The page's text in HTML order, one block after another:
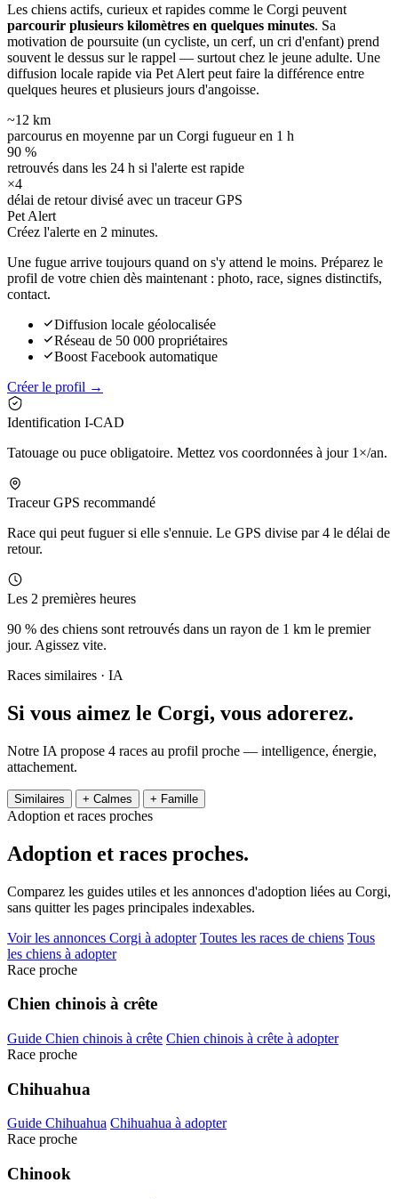
Les chiens actifs, curieux et rapides comme le Corgi peuvent
parcourir plusieurs kilomètres en quelques minutes. Sa
motivation de poursuite (un cycliste, un cerf, un cri d'enfant) prend
souvent le dessus sur le rappel — surtout chez le jeune adulte. Une
diffusion locale rapide via Pet Alert peut faire la différence entre
quelques heures et plusieurs jours d'angoisse.
~12 km
parcourus en moyenne par un Corgi fugueur en 1 h
90 %
retrouvés dans les 24 h si l'alerte est rapide
×4
délai de retour divisé avec un traceur GPS
Pet Alert
Créez l'alerte en 2 minutes.
Une fugue arrive toujours quand on s'y attend le moins. Préparez le
profil de votre chien dès maintenant : photo, race, signes distinctifs,
contact.
Diffusion locale géolocalisée
Réseau de 50 000 propriétaires
Boost Facebook automatique
Créer le profil →
Identification I-CAD
Tatouage ou puce obligatoire. Mettez vos coordonnées à jour 1×/an.
Traceur GPS recommandé
Race qui peut fuguer si elle s'ennuie. Le GPS divise par 4 le délai de
retour.
Les 2 premières heures
90 % des chiens sont retrouvés dans un rayon de 1 km le premier
jour. Agissez vite.
Races similaires · IA
Si vous aimez le Corgi, vous adorerez.
Notre IA propose 4 races au profil proche — intelligence, énergie,
attachement.
Similaires + Calmes + Famille
Adoption et races proches
Adoption et races proches.
Comparez les guides utiles et les annonces d'adoption liées au Corgi,
sans quitter les pages principales indexables.
Voir les annonces Corgi à adopter Toutes les races de chiens Tous
les chiens à adopter
Race proche
Chien chinois à crête
Guide Chien chinois à crête Chien chinois à crête à adopter
Race proche
Chihuahua
Guide Chihuahua Chihuahua à adopter
Race proche
Chinook